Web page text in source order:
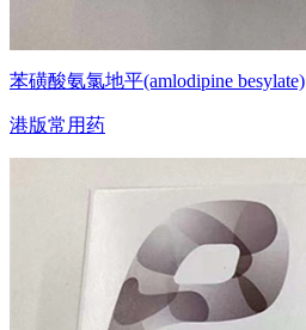
苯磺酸氨氯地平(amlodipine besylate)
港版常用药